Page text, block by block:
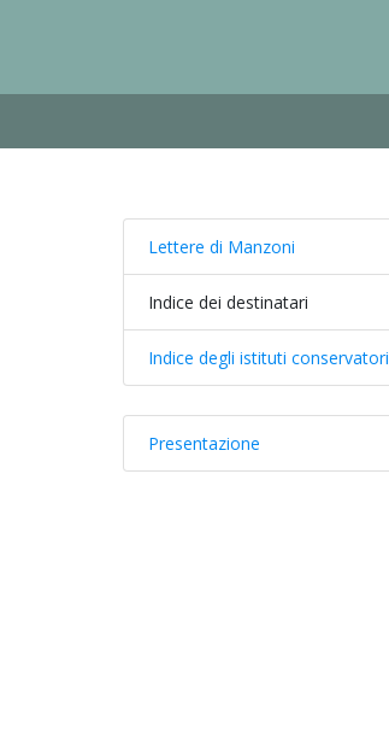
Lettere di Manzoni
Indice dei destinatari
Indice degli istituti conservatori
Presentazione